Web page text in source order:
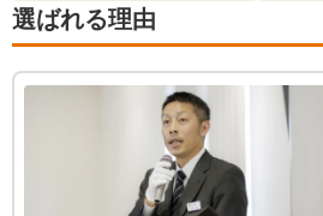
選ばれる理由